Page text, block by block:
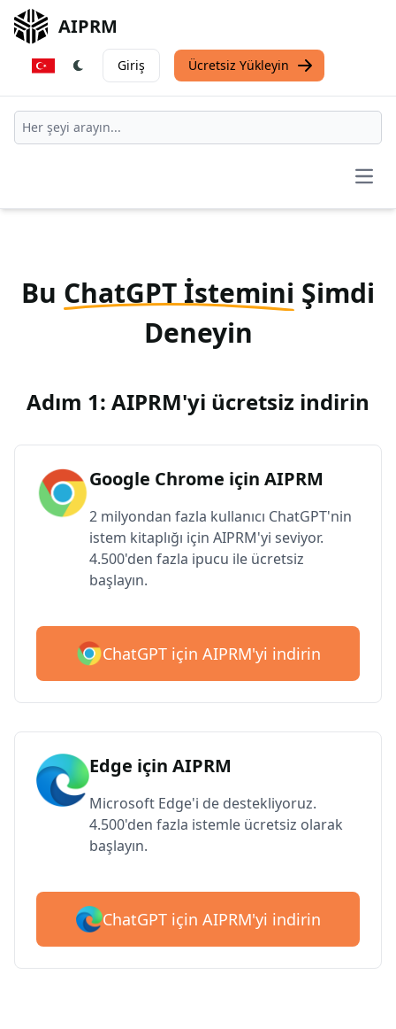
AIPRM
Giriş Ücretsiz Yükleyin
Bu ChatGPT İstemini Şimdi
Deneyin
Adım 1: AIPRM'yi ücretsiz indirin
Google Chrome için AIPRM
2 milyondan fazla kullanıcı ChatGPT'nin
istem kitaplığı için AIPRM'yi seviyor.
4.500'den fazla ipucu ile ücretsiz
başlayın.
ChatGPT için AIPRM'yi indirin
Edge için AIPRM
Microsoft Edge'i de destekliyoruz.
4.500'den fazla istemle ücretsiz olarak
başlayın.
ChatGPT için AIPRM'yi indirin